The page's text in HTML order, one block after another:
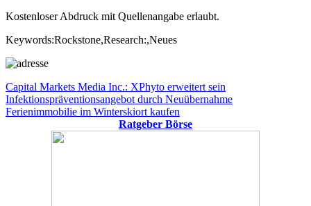
Kostenloser Abdruck mit Quellenangabe erlaubt.
Keywords:Rockstone,Research:,Neues
Beitragsnavigation
Vorheriger
Beitrag:
Capital Markets Media Inc.: XPhyto erweitert sein
Infektionspräventionsangebot durch Neuübernahme
Nächster
Ferienimmobilie im Winterskiort kaufen
Ratgeber Börse